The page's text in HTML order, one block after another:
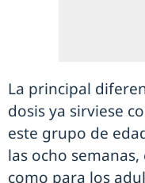
La principal
dosis ya sirviese
este grupo de
las ocho
como para los